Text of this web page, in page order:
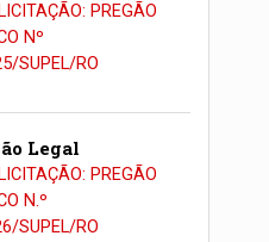
PREGÃO
Nº
SUPEL/RO
Legal
PREGÃO
N.º
SUPEL/RO